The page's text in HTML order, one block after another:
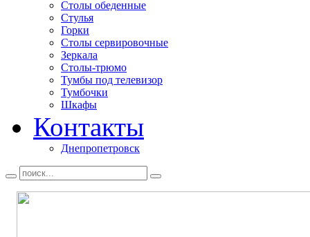
Столы обеденные
Стулья
Горки
Столы сервировочные
Зеркала
Столы-трюмо
Тумбы под телевизор
Тумбочки
Шкафы
Контакты
Днепропетровск